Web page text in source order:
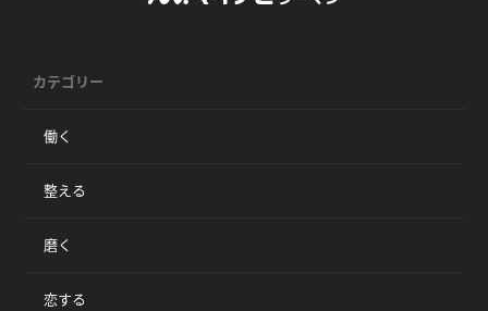
カテゴリー
働く
整える
磨く
恋する